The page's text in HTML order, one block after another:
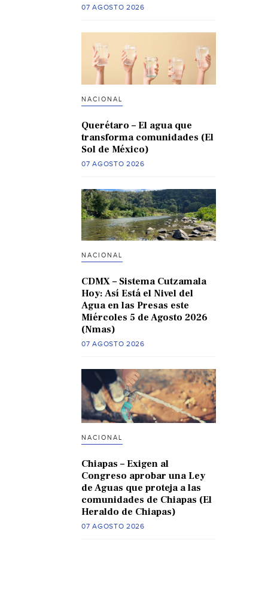
07 AGOSTO 2026
NACIONAL
Querétaro – El agua que
transforma comunidades (El
Sol de México)
07 AGOSTO 2026
NACIONAL
CDMX – Sistema Cutzamala
Hoy: Así Está el Nivel del
Agua en las Presas este
Miércoles 5 de Agosto 2026
(Nmas)
07 AGOSTO 2026
NACIONAL
Chiapas – Exigen al
Congreso aprobar una Ley
de Aguas que proteja a las
comunidades de Chiapas (El
Heraldo de Chiapas)
07 AGOSTO 2026